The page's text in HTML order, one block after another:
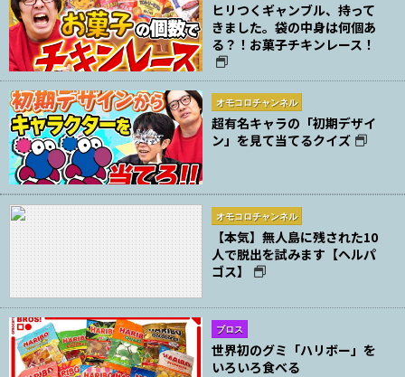
ヒリつくギャンブル、持って
きました。袋の中身は何個あ
る？！お菓子チキンレース！
オモコロチャンネル
超有名キャラの「初期デザイ
ン」を見て当てるクイズ
オモコロチャンネル
【本気】無人島に残された10
人で脱出を試みます【ヘルパ
ゴス】
ブロス
世界初のグミ「ハリボー」を
いろいろ食べる